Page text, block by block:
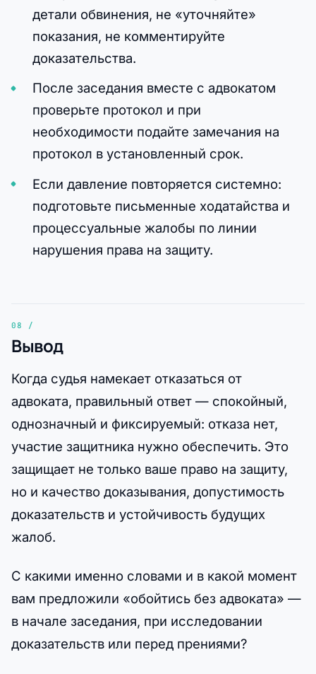
детали обвинения, не «уточняйте»
показания, не комментируйте
доказательства.
После заседания вместе с адвокатом
проверьте протокол и при
необходимости подайте замечания на
протокол в установленный срок.
Если давление повторяется системно:
подготовьте письменные ходатайства и
процессуальные жалобы по линии
нарушения права на защиту.
Вывод
Когда судья намекает отказаться от
адвоката, правильный ответ — спокойный,
однозначный и фиксируемый: отказа нет,
участие защитника нужно обеспечить. Это
защищает не только ваше право на защиту,
но и качество доказывания, допустимость
доказательств и устойчивость будущих
жалоб.
С какими именно словами и в какой момент
вам предложили «обойтись без адвоката» —
в начале заседания, при исследовании
доказательств или перед прениями?